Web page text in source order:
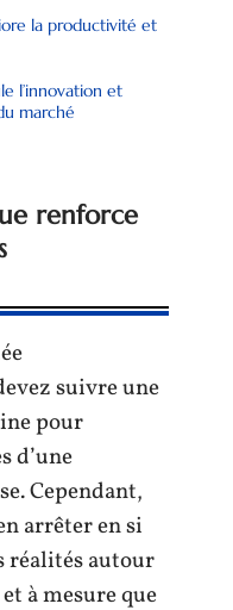
la productivité et
l’innovation et
marché
renforce
suivre une
pour
d’une
Cependant,
arrêter en si
réalités autour
à mesure que